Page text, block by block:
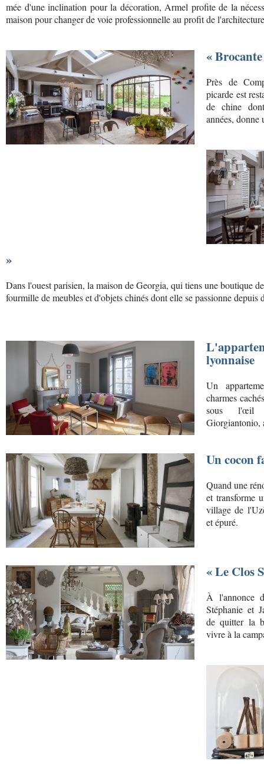
mée d'une inclination pour la décoration, Armel profite de la
maison pour changer de voie professionnelle au profit de
«
Près de
picarde est
de chine
années, donne
»
Dans l'ouest parisien, la maison de Georgia, qui tiens une boutique
fourmille de meubles et d'objets chinés dont elle se passionne depuis
lyonnaise
Un
charmes
sous l'œil
Giorgiantonio,
Un cocon
Quand une
et transforme
village de
et épuré.
« Le Clos
À l'annonce
Stéphanie et
de quitter la
vivre à la